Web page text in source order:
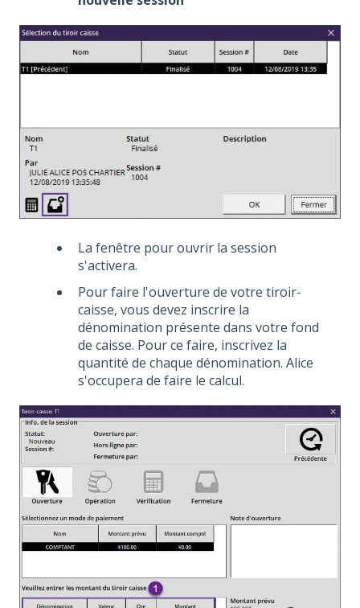
La fenêtre pour ouvrir la session
s'activera.
Pour faire l'ouverture de votre tiroir-
caisse, vous devez inscrire la
dénomination présente dans votre fond
de caisse. Pour ce faire, inscrivez la
quantité de chaque dénomination. Alice
s'occupera de faire le calcul.